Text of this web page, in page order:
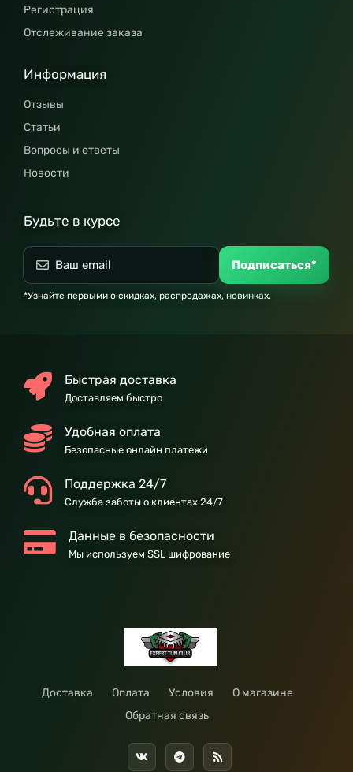
Регистрация
Отслеживание заказа
Информация
Отзывы
Статьи
Вопросы и ответы
Новости
Будьте в курсе
Подписаться*
*Узнайте первыми о скидках, распродажах, новинках.
Быстрая доставка
Доставляем быстро
Удобная оплата
Безопасные онлайн платежи
Поддержка 24/7
Служба заботы о клиентах 24/7
Данные в безопасности
Мы используем SSL шифрование
Доставка Оплата Условия
О магазине
Обратная связь